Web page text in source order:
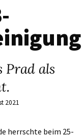
Prad als
2021
herrschte beim 25-